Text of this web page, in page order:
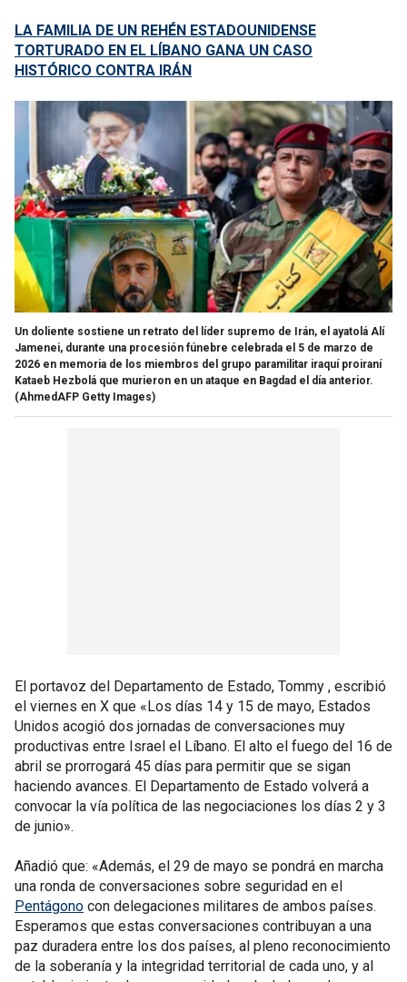
LA FAMILIA DE UN REHÉN ESTADOUNIDENSE
TORTURADO EN EL LÍBANO GANA UN CASO
HISTÓRICO CONTRA IRÁN
Un doliente sostiene un retrato del líder supremo de Irán, el ayatolá Alí
Jamenei, durante una procesión fúnebre celebrada el 5 de marzo de
2026 en memoria de los miembros del grupo paramilitar iraquí proiraní
Kataeb Hezbolá que murieron en un ataque en Bagdad el día anterior.
(AhmedAFP Getty Images)
El portavoz del Departamento de Estado, Tommy , escribió
el viernes en X que «Los días 14 y 15 de mayo, Estados
Unidos acogió dos jornadas de conversaciones muy
productivas entre Israel el Líbano. El alto el fuego del 16 de
abril se prorrogará 45 días para permitir que se sigan
haciendo avances. El Departamento de Estado volverá a
convocar la vía política de las negociaciones los días 2 y 3
de junio».
Añadió que: «Además, el 29 de mayo se pondrá en marcha
una ronda de conversaciones sobre seguridad en el
Pentágono con delegaciones militares de ambos países.
Esperamos que estas conversaciones contribuyan a una
paz duradera entre los dos países, al pleno reconocimiento
de la soberanía y la integridad territorial de cada uno, y al